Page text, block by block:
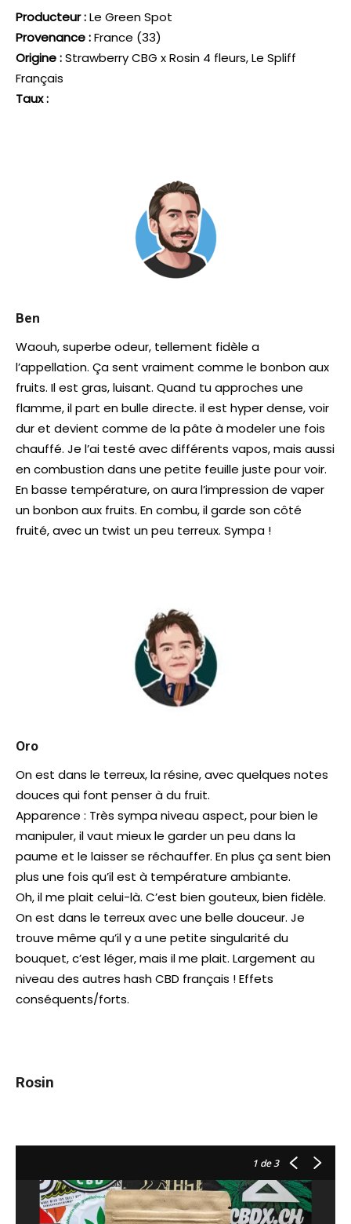
Producteur :Le Green Spot
Provenance :France (33)
Origine :Strawberry CBG x Rosin 4 fleurs, Le Spliff
Français
Taux :
Ben
Waouh, superbe odeur, tellement fidèle a
l’appellation. Ça sent vraiment comme le bonbon aux
fruits. Il est gras, luisant. Quand tu approches une
flamme, il part en bulle directe. il est hyper dense, voir
dur et devient comme de la pâte à modeler une fois
chauffé. Je l’ai testé avec différents vapos, mais aussi
en combustion dans une petite feuille juste pour voir.
En basse température, on aura l’impression de vaper
un bonbon aux fruits. En combu, il garde son côté
fruité, avec un twist un peu terreux. Sympa !
Oro
On est dans le terreux, la résine, avec quelques notes
douces qui font penser à du fruit.
Apparence : Très sympa niveau aspect, pour bien le
manipuler, il vaut mieux le garder un peu dans la
paume et le laisser se réchauffer. En plus ça sent bien
plus une fois qu’il est à température ambiante.
Oh, il me plait celui-là. C’est bien gouteux, bien fidèle.
On est dans le terreux avec une belle douceur. Je
trouve même qu’il y a une petite singularité du
bouquet, c’est léger, mais il me plait. Largement au
niveau des autres hash CBD français ! Effets
conséquents/forts.
Rosin
1 de 3